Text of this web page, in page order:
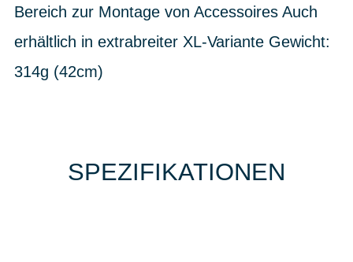
Bereich zur Montage von Accessoires Auch
erhältlich in extrabreiter XL-Variante Gewicht:
314g (42cm)
SPEZIFIKATIONEN